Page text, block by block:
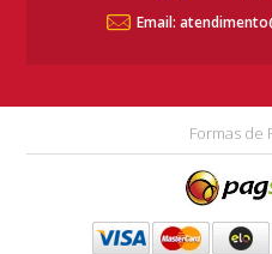
Email:
Formas de